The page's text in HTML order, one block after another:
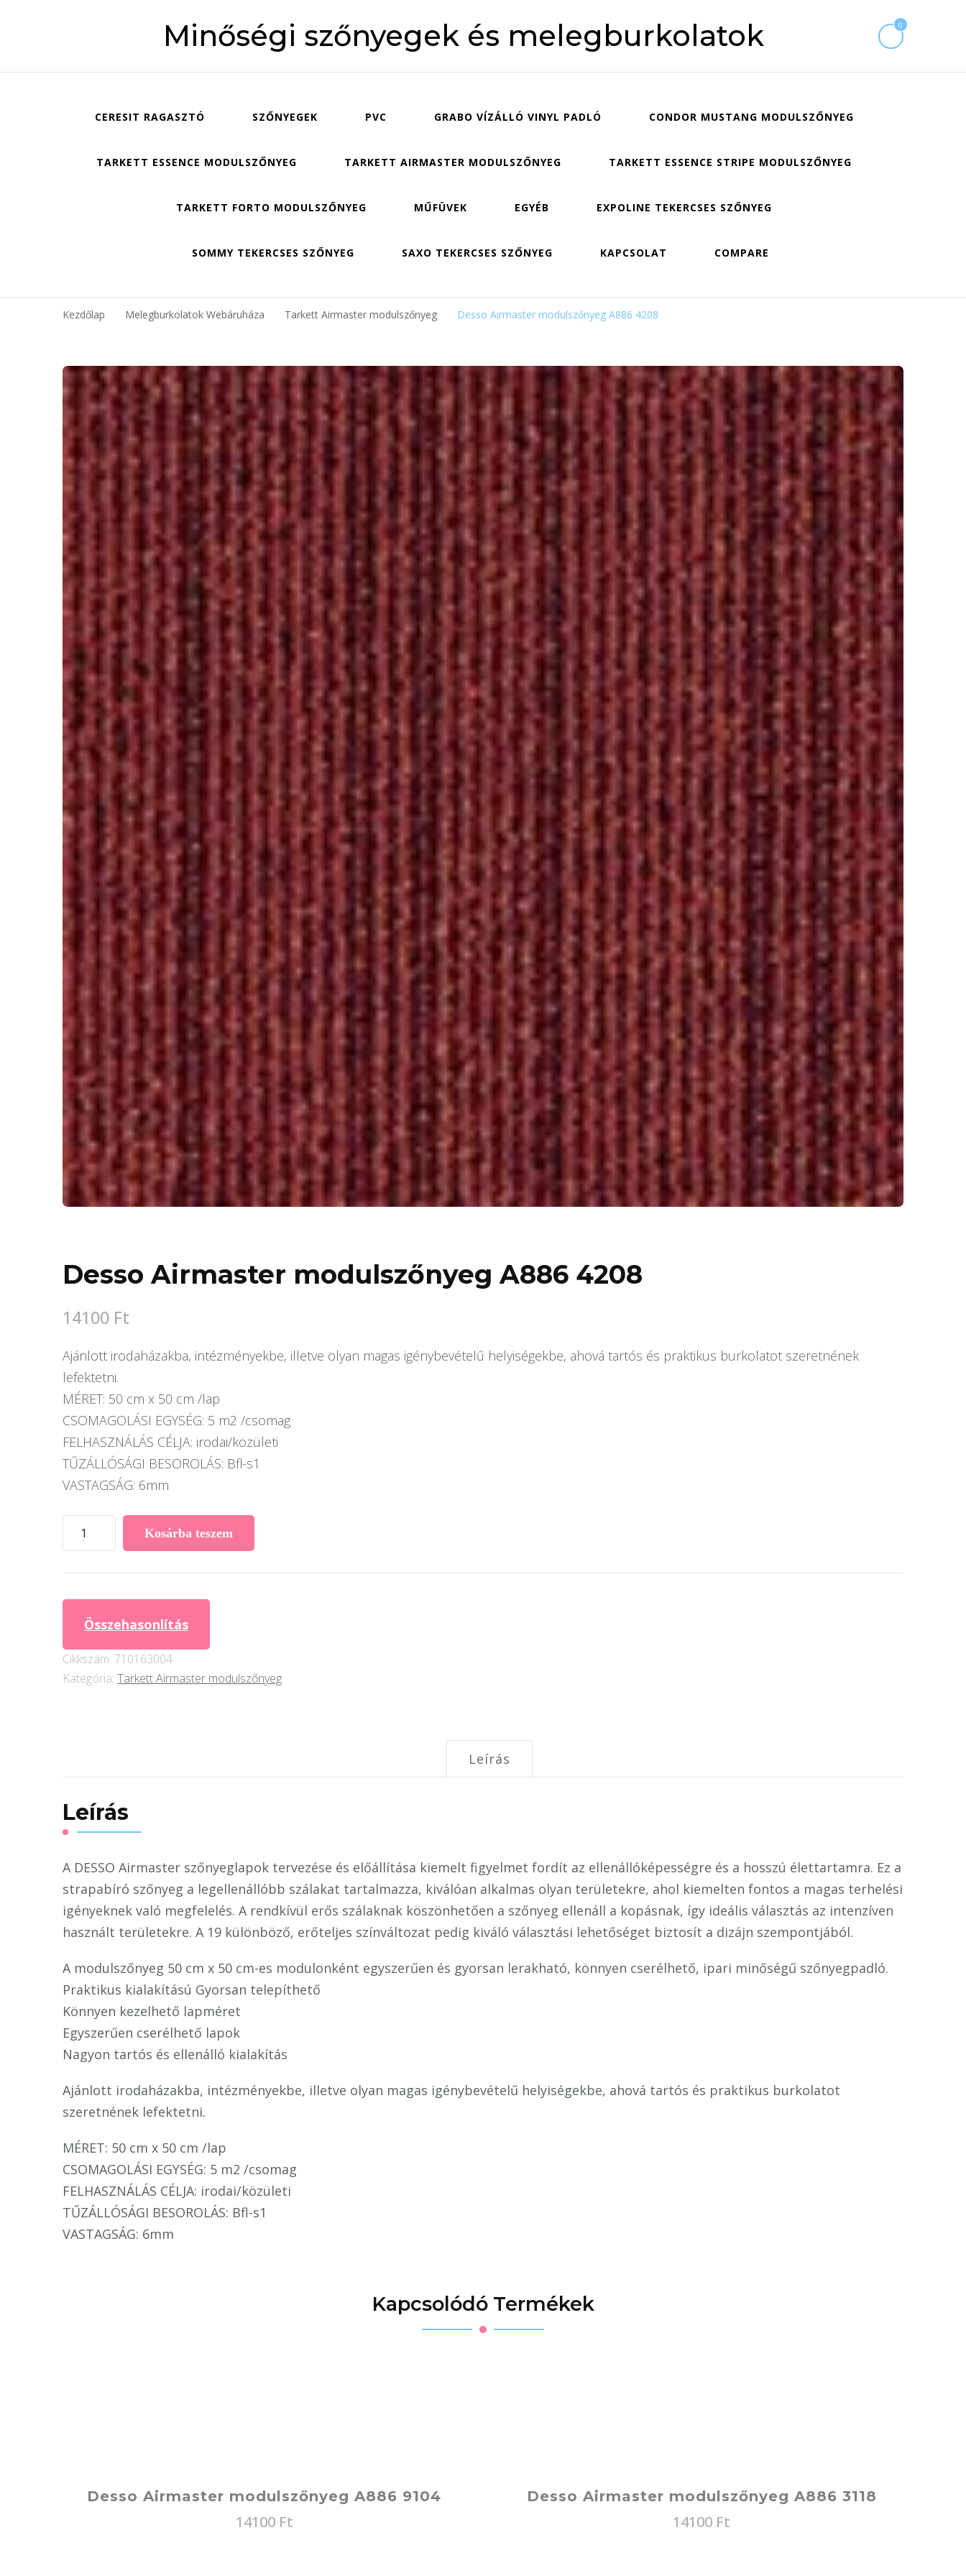
Minőségi szőnyegek és melegburkolatok 0
CERESIT RAGASZTÓ SZŐNYEGEK PVC GRABO VÍZÁLLÓ VINYL PADLÓ CONDOR MUSTANG MODULSZŐNYEG
TARKETT ESSENCE MODULSZŐNYEG TARKETT AIRMASTER MODULSZŐNYEG TARKETT ESSENCE STRIPE MODULSZŐNYEG
TARKETT FORTO MODULSZŐNYEG MŰFÜVEK EGYÉB EXPOLINE TEKERCSES SZŐNYEG
SOMMY TEKERCSES SZŐNYEG SAXO TEKERCSES SZŐNYEG KAPCSOLAT COMPARE
Kezdőlap Melegburkolatok Webáruháza Tarkett Airmaster modulszőnyeg Desso Airmaster modulszőnyeg A886 4208
Desso Airmaster modulszőnyeg A886 4208
14100 Ft
Ajánlott irodaházakba, intézményekbe, illetve olyan magas igénybevételű helyiségekbe, ahová tartós és praktikus burkolatot szeretnének
lefektetni.
MÉRET: 50 cm x 50 cm /lap
CSOMAGOLÁSI EGYSÉG: 5 m2 /csomag
FELHASZNÁLÁS CÉLJA: irodai/közületi
TŰZÁLLÓSÁGI BESOROLÁS: Bfl-s1
VASTAGSÁG: 6mm
Desso
Airmaster
modulszőnyeg
mennyiség
Kosárba teszem
Összehasonlítás
Cikkszám: 710163004
Kategória: Tarkett Airmaster modulszőnyeg
Leírás
Leírás
A DESSO Airmaster szőnyeglapok tervezése és előállítása kiemelt figyelmet fordít az ellenállóképességre és a hosszú élettartamra. Ez a
strapabíró szőnyeg a legellenállóbb szálakat tartalmazza, kiválóan alkalmas olyan területekre, ahol kiemelten fontos a magas terhelési
igényeknek való megfelelés. A rendkívül erős szálaknak köszönhetően a szőnyeg ellenáll a kopásnak, így ideális választás az intenzíven
használt területekre. A 19 különböző, erőteljes színváltozat pedig kiváló választási lehetőséget biztosít a dizájn szempontjából.
A modulszőnyeg 50 cm x 50 cm-es modulonként egyszerűen és gyorsan lerakható, könnyen cserélhető, ipari minőségű szőnyegpadló.
Praktikus kialakítású Gyorsan telepíthető
Könnyen kezelhető lapméret
Egyszerűen cserélhető lapok
Nagyon tartós és ellenálló kialakítás
Ajánlott irodaházakba, intézményekbe, illetve olyan magas igénybevételű helyiségekbe, ahová tartós és praktikus burkolatot
szeretnének lefektetni.
MÉRET: 50 cm x 50 cm /lap
CSOMAGOLÁSI EGYSÉG: 5 m2 /csomag
FELHASZNÁLÁS CÉLJA: irodai/közületi
TŰZÁLLÓSÁGI BESOROLÁS: Bfl-s1
VASTAGSÁG: 6mm
Kapcsolódó Termékek
Desso Airmaster modulszőnyeg A886 9104
14100 Ft
Desso Airmaster modulszőnyeg A886 3118
14100 Ft